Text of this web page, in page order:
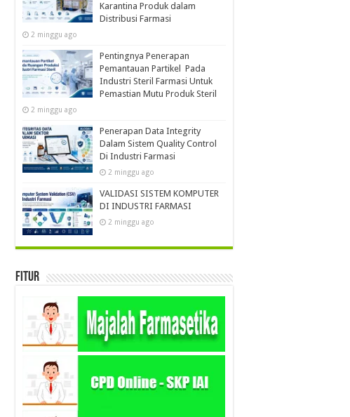
Karantina Produk dalam
Distribusi Farmasi
2 minggu ago
Pentingnya Penerapan
Pemantauan Partikel Pada
Industri Steril Farmasi Untuk
Pemastian Mutu Produk Steril
2 minggu ago
Penerapan Data Integrity
Dalam Sistem Quality Control
Di Industri Farmasi
2 minggu ago
VALIDASI SISTEM KOMPUTER
DI INDUSTRI FARMASI
2 minggu ago
Fitur